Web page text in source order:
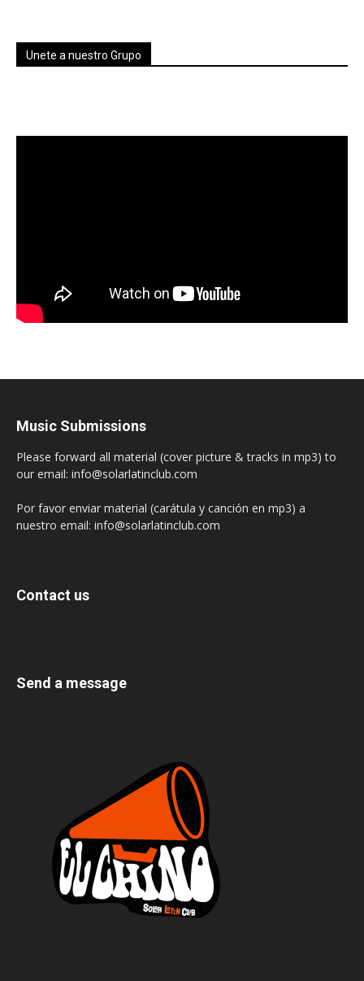
Unete a nuestro Grupo
Music Submissions
Please forward all material (cover picture & tracks in mp3) to
our email: info@solarlatinclub.com
Por favor enviar material (carátula y canción en mp3) a
nuestro email: info@solarlatinclub.com
Contact us
Send a message